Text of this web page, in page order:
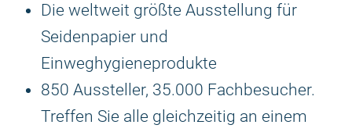
Die weltweit größte Ausstellung für
Seidenpapier und
Einweghygieneprodukte
850 Aussteller, 35.000 Fachbesucher.
Treffen Sie alle gleichzeitig an einem